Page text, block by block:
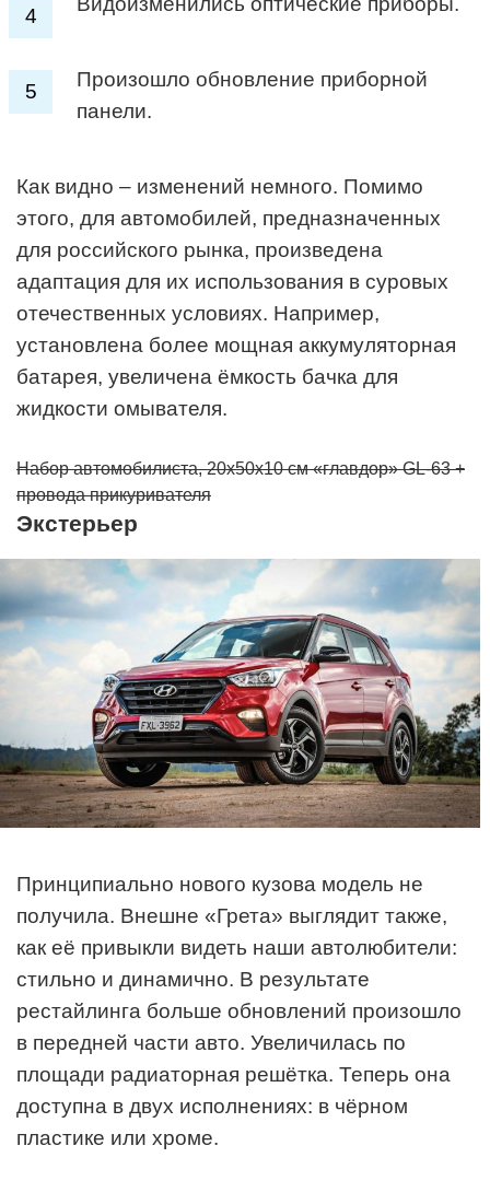
Произошло обновление приборной
панели.
Как видно – изменений немного. Помимо
этого, для автомобилей, предназначенных
для российского рынка, произведена
адаптация для их использования в суровых
отечественных условиях. Например,
установлена более мощная аккумуляторная
батарея, увеличена ёмкость бачка для
жидкости омывателя.
Набор автомобилиста, 20х50х10 см «главдор» GL-63 +
провода прикуривателя
Экстерьер
Принципиально нового кузова модель не
получила. Внешне «Грета» выглядит также,
как её привыкли видеть наши автолюбители:
стильно и динамично. В результате
рестайлинга больше обновлений произошло
в передней части авто. Увеличилась по
площади радиаторная решётка. Теперь она
доступна в двух исполнениях: в чёрном
пластике или хроме.